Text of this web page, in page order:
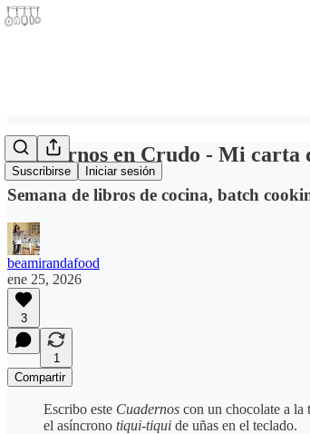
Suscribirse Iniciar sesión
Cuadernos en Crudo - Mi carta
Semana de libros de cocina, batch
beamirandafood
ene 25, 2026
3
1
Compartir
Escribo este Cuadernos con un chocolate a la
el asíncrono tiqui-tiqui de uñas en el teclado.